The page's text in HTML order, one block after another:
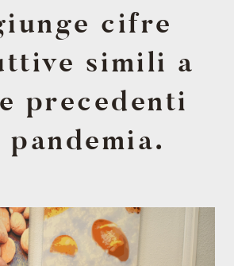
cifre
simili a
precedenti
pandemia.